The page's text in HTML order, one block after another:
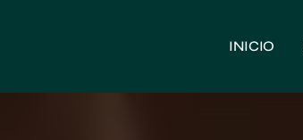
INICIO